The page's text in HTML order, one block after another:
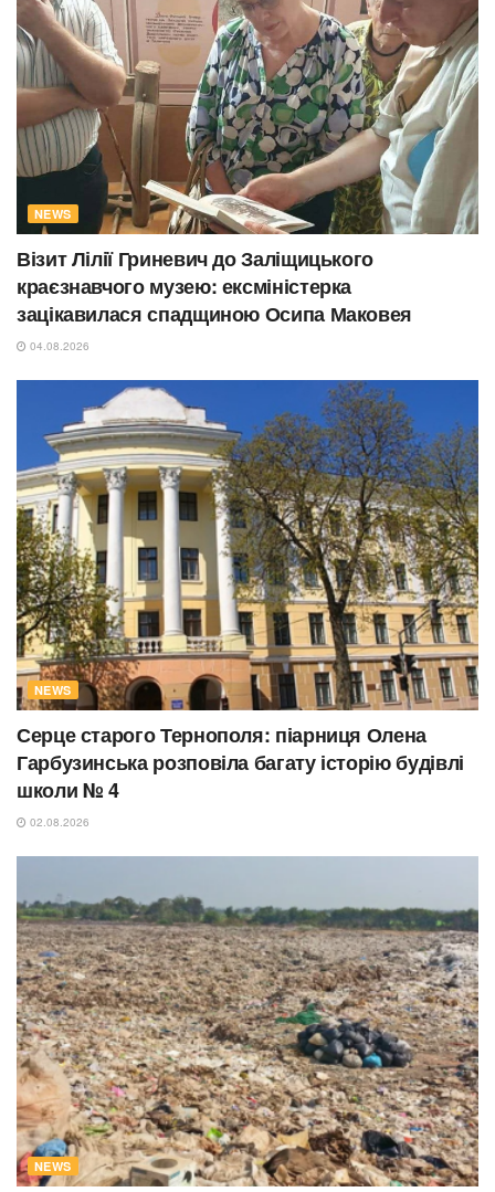
NEWS
Візит Лілії Гриневич до Заліщицького
краєзнавчого музею: ексміністерка
зацікавилася спадщиною Осипа Маковея
04.08.2026
NEWS
Серце старого Тернополя: піарниця Олена
Гарбузинська розповіла багату історію будівлі
школи № 4
02.08.2026
NEWS